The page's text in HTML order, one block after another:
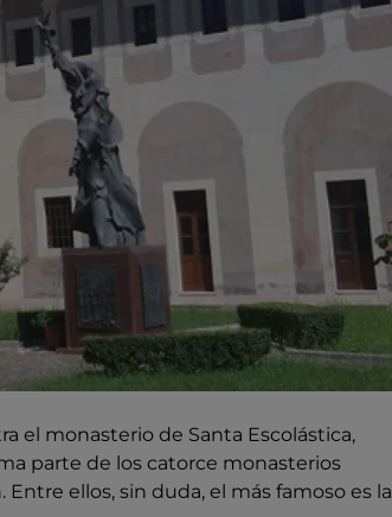
el monasterio de Santa Escolástica,
parte de los catorce monasterios
ellos, sin duda, el más famoso es la